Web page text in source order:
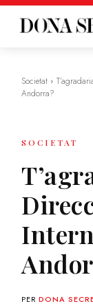
Societat
Andorra?
SOCIETAT
PER DONA